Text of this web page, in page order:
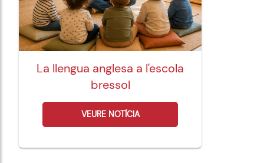
La llengua anglesa a l'escola
bressol
VEURE NOTÍCIA